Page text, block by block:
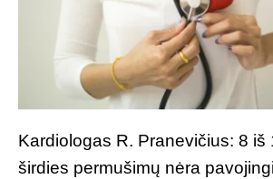
Kardiologas R. Pranevičius: 8 iš
širdies permušimų nėra